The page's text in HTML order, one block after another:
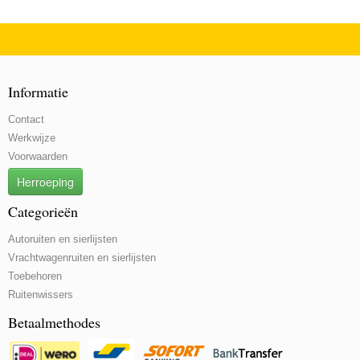
Informatie
Contact
Werkwijze
Voorwaarden
Herroeping
Categorieën
Autoruiten en sierlijsten
Vrachtwagenruiten en sierlijsten
Toebehoren
Ruitenwissers
Betaalmethodes